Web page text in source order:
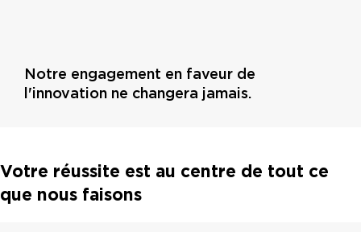
Notre engagement en faveur de
l'innovation ne changera jamais.
Votre réussite est au centre de tout ce
que nous faisons